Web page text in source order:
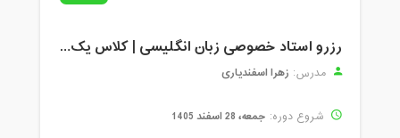
رزرو استاد خصوصی زبان انگلیسی | کلاس یک‌نفره با زهرا اسفندیاری + مشاوره رایگان
مدرس: زهرا اسفندیاری
شروع دوره: جمعه، 28 اسفند 1405